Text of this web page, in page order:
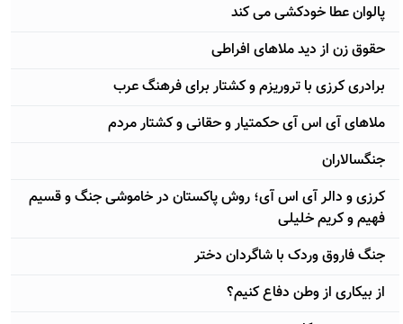
پالوان عطا خودکشی می کند
حقوق زن از دید ملاهای افراطی
برادری کرزی با تروریزم و کشتار برای فرهنگ عرب
ملاهای آی اس آی حکمتیار و حقانی و کشتار مردم
جنگسالاران
کرزی و دالر آی اس آی؛ روش پاکستان در خاموشی جنگ و قسیم
فهیم و کریم خلیلی
جنگ فاروق وردک با شاگردان دختر
از بیکاری از وطن دفاع کنیم؟